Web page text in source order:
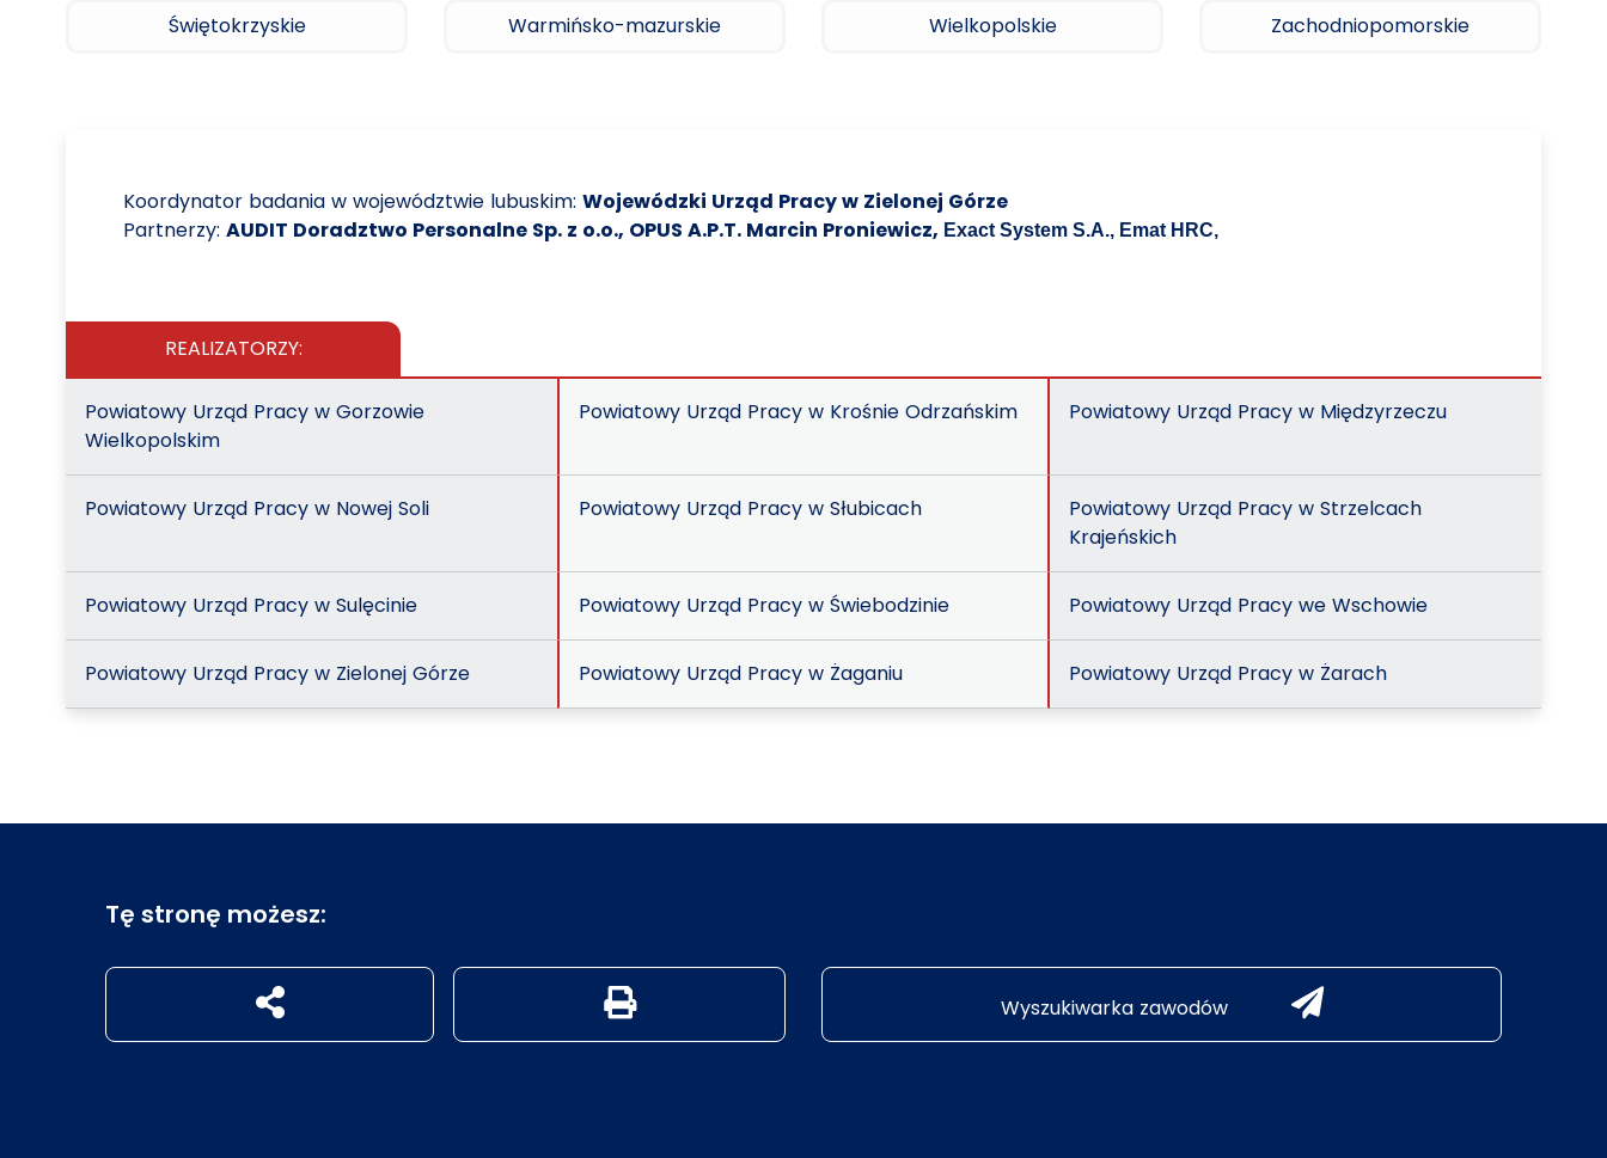
Świętokrzyskie Warmińsko-mazurskie Wielkopolskie Zachodniopomorskie
Koordynator badania w województwie lubuskim: Wojewódzki Urząd Pracy w Zielonej Górze
Partnerzy: AUDIT Doradztwo Personalne Sp. z o.o., OPUS A.P.T. Marcin Proniewicz, Exact System S.A., Emat HRC,
REALIZATORZY:
Powiatowy Urząd Pracy w Gorzowie
Wielkopolskim
Powiatowy Urząd Pracy w Krośnie Odrzańskim Powiatowy Urząd Pracy w Międzyrzeczu
Powiatowy Urząd Pracy w Nowej Soli Powiatowy Urząd Pracy w Słubicach
Powiatowy Urząd Pracy w Strzelcach
Krajeńskich
Powiatowy Urząd Pracy w Sulęcinie Powiatowy Urząd Pracy w Świebodzinie Powiatowy Urząd Pracy we Wschowie
Powiatowy Urząd Pracy w Zielonej Górze Powiatowy Urząd Pracy w Żaganiu Powiatowy Urząd Pracy w Żarach
Tę stronę możesz:
udostępnij na social mediach Generuj wersję PDF strony Wyszukiwarka zawodów